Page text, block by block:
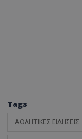
Tags
ΑΘΛΗΤΙΚΕΣ ΕΙΔΗΣΕΙΣ